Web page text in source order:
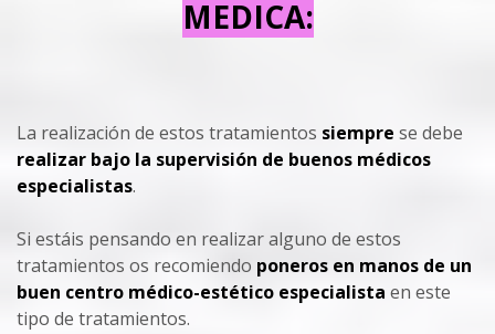
MEDICA:
La realización de estos tratamientos siempre se debe
realizar bajo la supervisión de buenos médicos
especialistas.
Si estáis pensando en realizar alguno de estos
tratamientos os recomiendo poneros en manos de un
buen centro médico-estético especialista en este
tipo de tratamientos.